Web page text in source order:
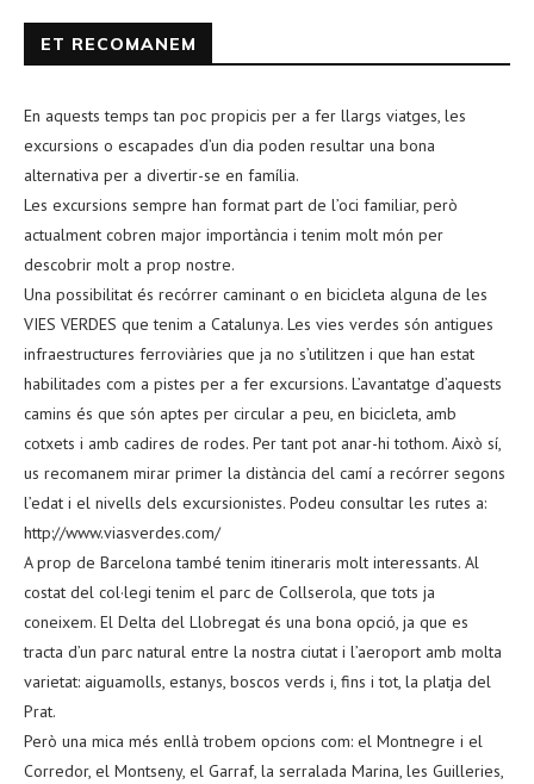
ET RECOMANEM
En aquests temps tan poc propicis per a fer llargs viatges, les
excursions o escapades d’un dia poden resultar una bona
alternativa per a divertir-se en família.
Les excursions sempre han format part de l’oci familiar, però
actualment cobren major importància i tenim molt món per
descobrir molt a prop nostre.
Una possibilitat és recórrer caminant o en bicicleta alguna de les
VIES VERDES que tenim a Catalunya. Les vies verdes són antigues
infraestructures ferroviàries que ja no s’utilitzen i que han estat
habilitades com a pistes per a fer excursions. L’avantatge d’aquests
camins és que són aptes per circular a peu, en bicicleta, amb
cotxets i amb cadires de rodes. Per tant pot anar-hi tothom. Això sí,
us recomanem mirar primer la distància del camí a recórrer segons
l’edat i el nivells dels excursionistes. Podeu consultar les rutes a:
http://www.viasverdes.com/
A prop de Barcelona també tenim itineraris molt interessants. Al
costat del col·legi tenim el parc de Collserola, que tots ja
coneixem. El Delta del Llobregat és una bona opció, ja que es
tracta d’un parc natural entre la nostra ciutat i l’aeroport amb molta
varietat: aiguamolls, estanys, boscos verds i, fins i tot, la platja del
Prat.
Però una mica més enllà trobem opcions com: el Montnegre i el
Corredor, el Montseny, el Garraf, la serralada Marina, les Guilleries,